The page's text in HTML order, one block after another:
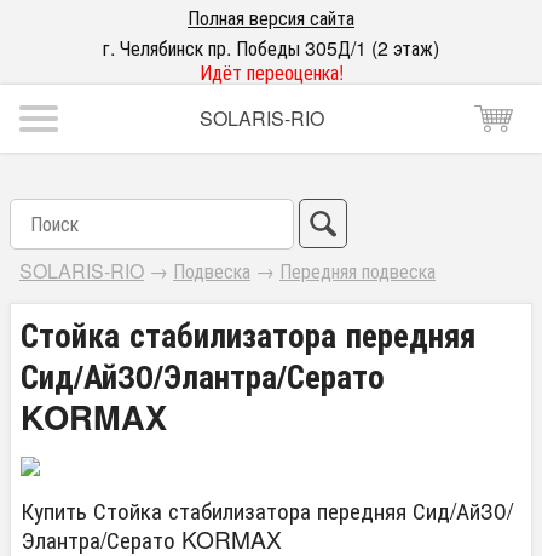
Полная версия сайта
г. Челябинск пр. Победы 305Д/1 (2 этаж)
Идёт переоценка!
SOLARIS-RIO
SOLARIS-RIO → Подвеска → Передняя подвеска
Стойка стабилизатора передняя
Сид/Ай30/Элантра/Серато
KORMAX
Купить Стойка стабилизатора передняя Сид/Ай30/
Элантра/Серато KORMAX